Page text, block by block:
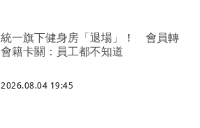
統一旗下健身房「退場」！ 會員轉
會籍卡關：員工都不知道
2026.08.04 19:45